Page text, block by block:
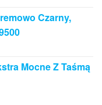
Czarny,
Mocne Z Taśmą